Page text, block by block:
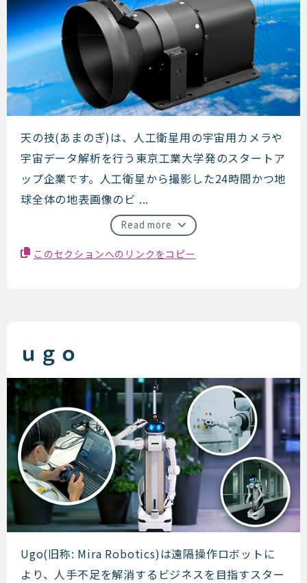
天の技
天の技(あまのぎ)は、人工衛星用の宇宙用カメラや
宇宙データ解析を行う東京工業大学発のスタートア
ップ企業です。人工衛星から撮影した24時間かつ地
球全体の地表画像のビ ...
Read more
このセクションへのリンクをコピー
ｕｇｏ
ｕｇｏ
Ugo(旧称: Mira Robotics)は遠隔操作ロボットに
より、人手不足を解消するビジネスを目指すスター